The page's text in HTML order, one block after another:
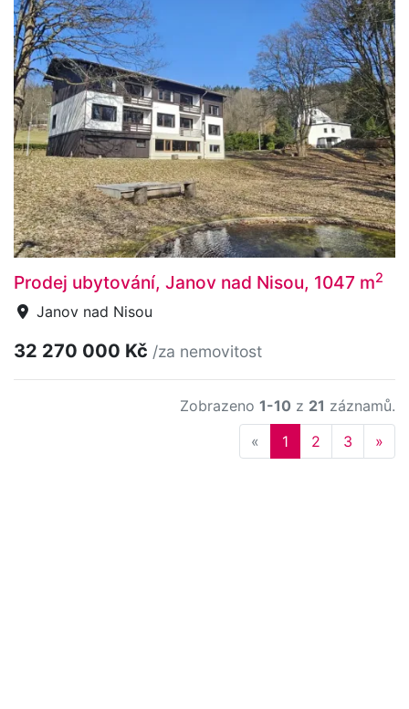
Prodej ubytování, Janov nad Nisou, 1047 m2
Janov nad Nisou
32 270 000 Kč /za nemovitost
Zobrazeno 1-10 z 21 záznamů.
« Previous
1 2 3 »